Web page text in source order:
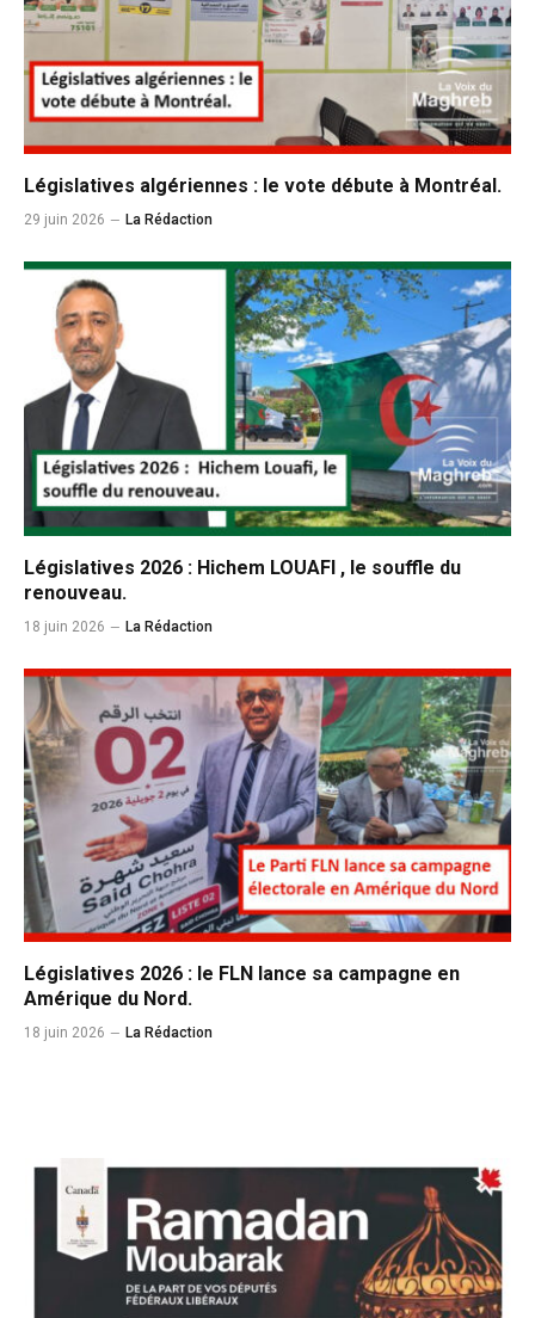
Législatives algériennes : le vote débute à Montréal.
29 juin 2026 La Rédaction
Législatives 2026 : Hichem LOUAFI , le souffle du
renouveau.
18 juin 2026 La Rédaction
Législatives 2026 : le FLN lance sa campagne en
Amérique du Nord.
18 juin 2026 La Rédaction